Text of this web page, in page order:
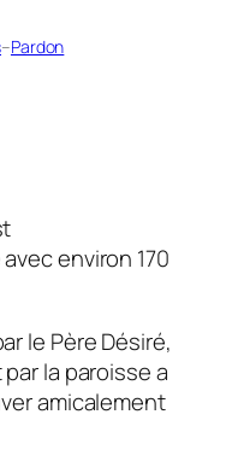
–Pardon
environ 170
le Père Désiré,
la paroisse a
amicalement